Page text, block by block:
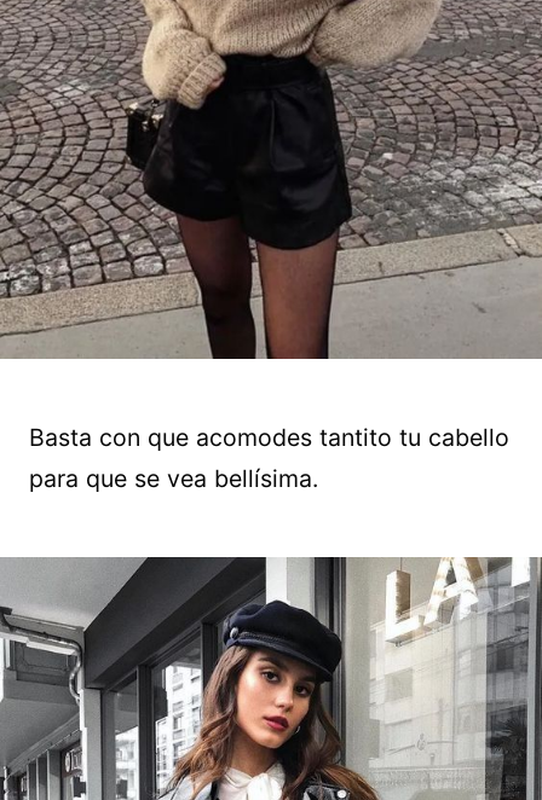
Basta con que acomodes tantito tu cabello
para que se vea bellísima.